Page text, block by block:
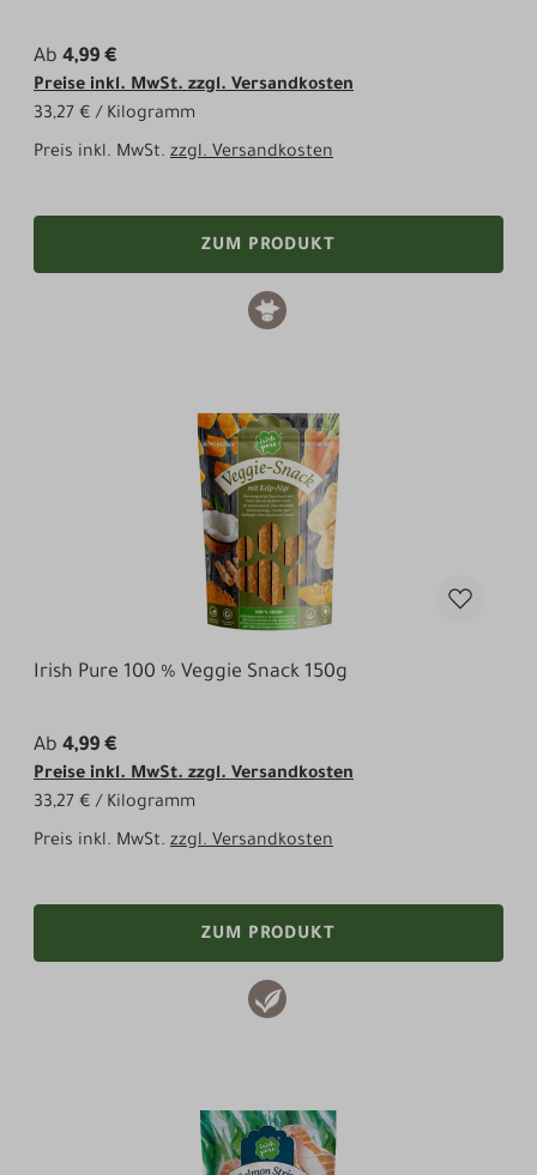
Ab 4,99 €
Preise inkl. MwSt. zzgl. Versandkosten
33,27 € / Kilogramm
Preis inkl. MwSt. zzgl. Versandkosten
ZUM PRODUKT
Irish Pure 100 % Veggie Snack 150g
Ab 4,99 €
Preise inkl. MwSt. zzgl. Versandkosten
33,27 € / Kilogramm
Preis inkl. MwSt. zzgl. Versandkosten
ZUM PRODUKT